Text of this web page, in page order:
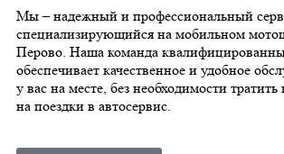
Мы – надежный и профессиональный
специализирующийся на мобильном
Перово. Наша команда
обеспечивает качественное и удобное
у вас на месте, без необходимости
на поездки в автосервис.